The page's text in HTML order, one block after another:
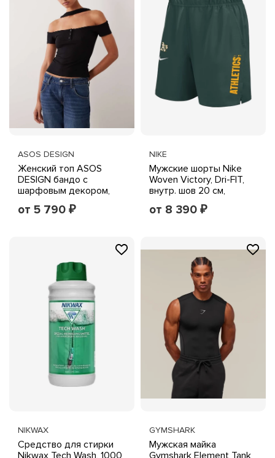
ASOS DESIGN
Женский топ ASOS
DESIGN бандо с
шарфовым декором,
открытые плечи,
короткие рукава,
от 5 790 ₽
NIKE
Мужские шорты Nike
Woven Victory, Dri-FIT,
внутр. шов 20 см,
от 8 390 ₽
NIKWAX
Средство для стирки
Nikwax Tech Wash, 1000
GYMSHARK
Мужская майка
Gymshark Element Tank